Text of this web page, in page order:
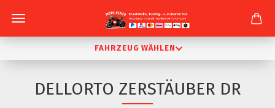
FAHRZEUG WÄHLEN
DELLORTO ZERSTÄUBER DR